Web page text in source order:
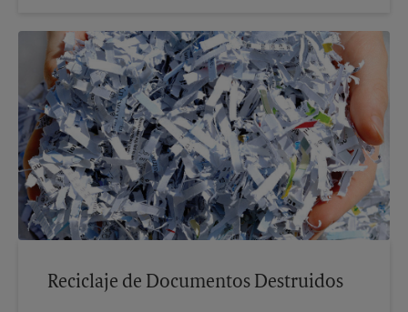
Reciclaje de Documentos Destruidos